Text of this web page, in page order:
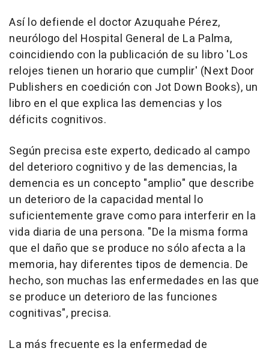
Así lo defiende el doctor Azuquahe Pérez,
neurólogo del Hospital General de La Palma,
coincidiendo con la publicación de su libro 'Los
relojes tienen un horario que cumplir' (Next Door
Publishers en coedición con Jot Down Books), un
libro en el que explica las demencias y los
déficits cognitivos.
Según precisa este experto, dedicado al campo
del deterioro cognitivo y de las demencias, la
demencia es un concepto "amplio" que describe
un deterioro de la capacidad mental lo
suficientemente grave como para interferir en la
vida diaria de una persona. "De la misma forma
que el daño que se produce no sólo afecta a la
memoria, hay diferentes tipos de demencia. De
hecho, son muchas las enfermedades en las que
se produce un deterioro de las funciones
cognitivas", precisa.
La más frecuente es la enfermedad de